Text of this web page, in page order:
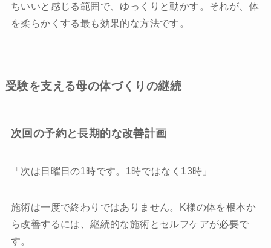
ちいいと感じる範囲で、ゆっくりと動かす。それが、体
を柔らかくする最も効果的な方法です。
受験を支える母の体づくりの継続
次回の予約と長期的な改善計画
「次は日曜日の1時です。1時ではなく13時」
施術は一度で終わりではありません。K様の体を根本か
ら改善するには、継続的な施術とセルフケアが必要で
す。